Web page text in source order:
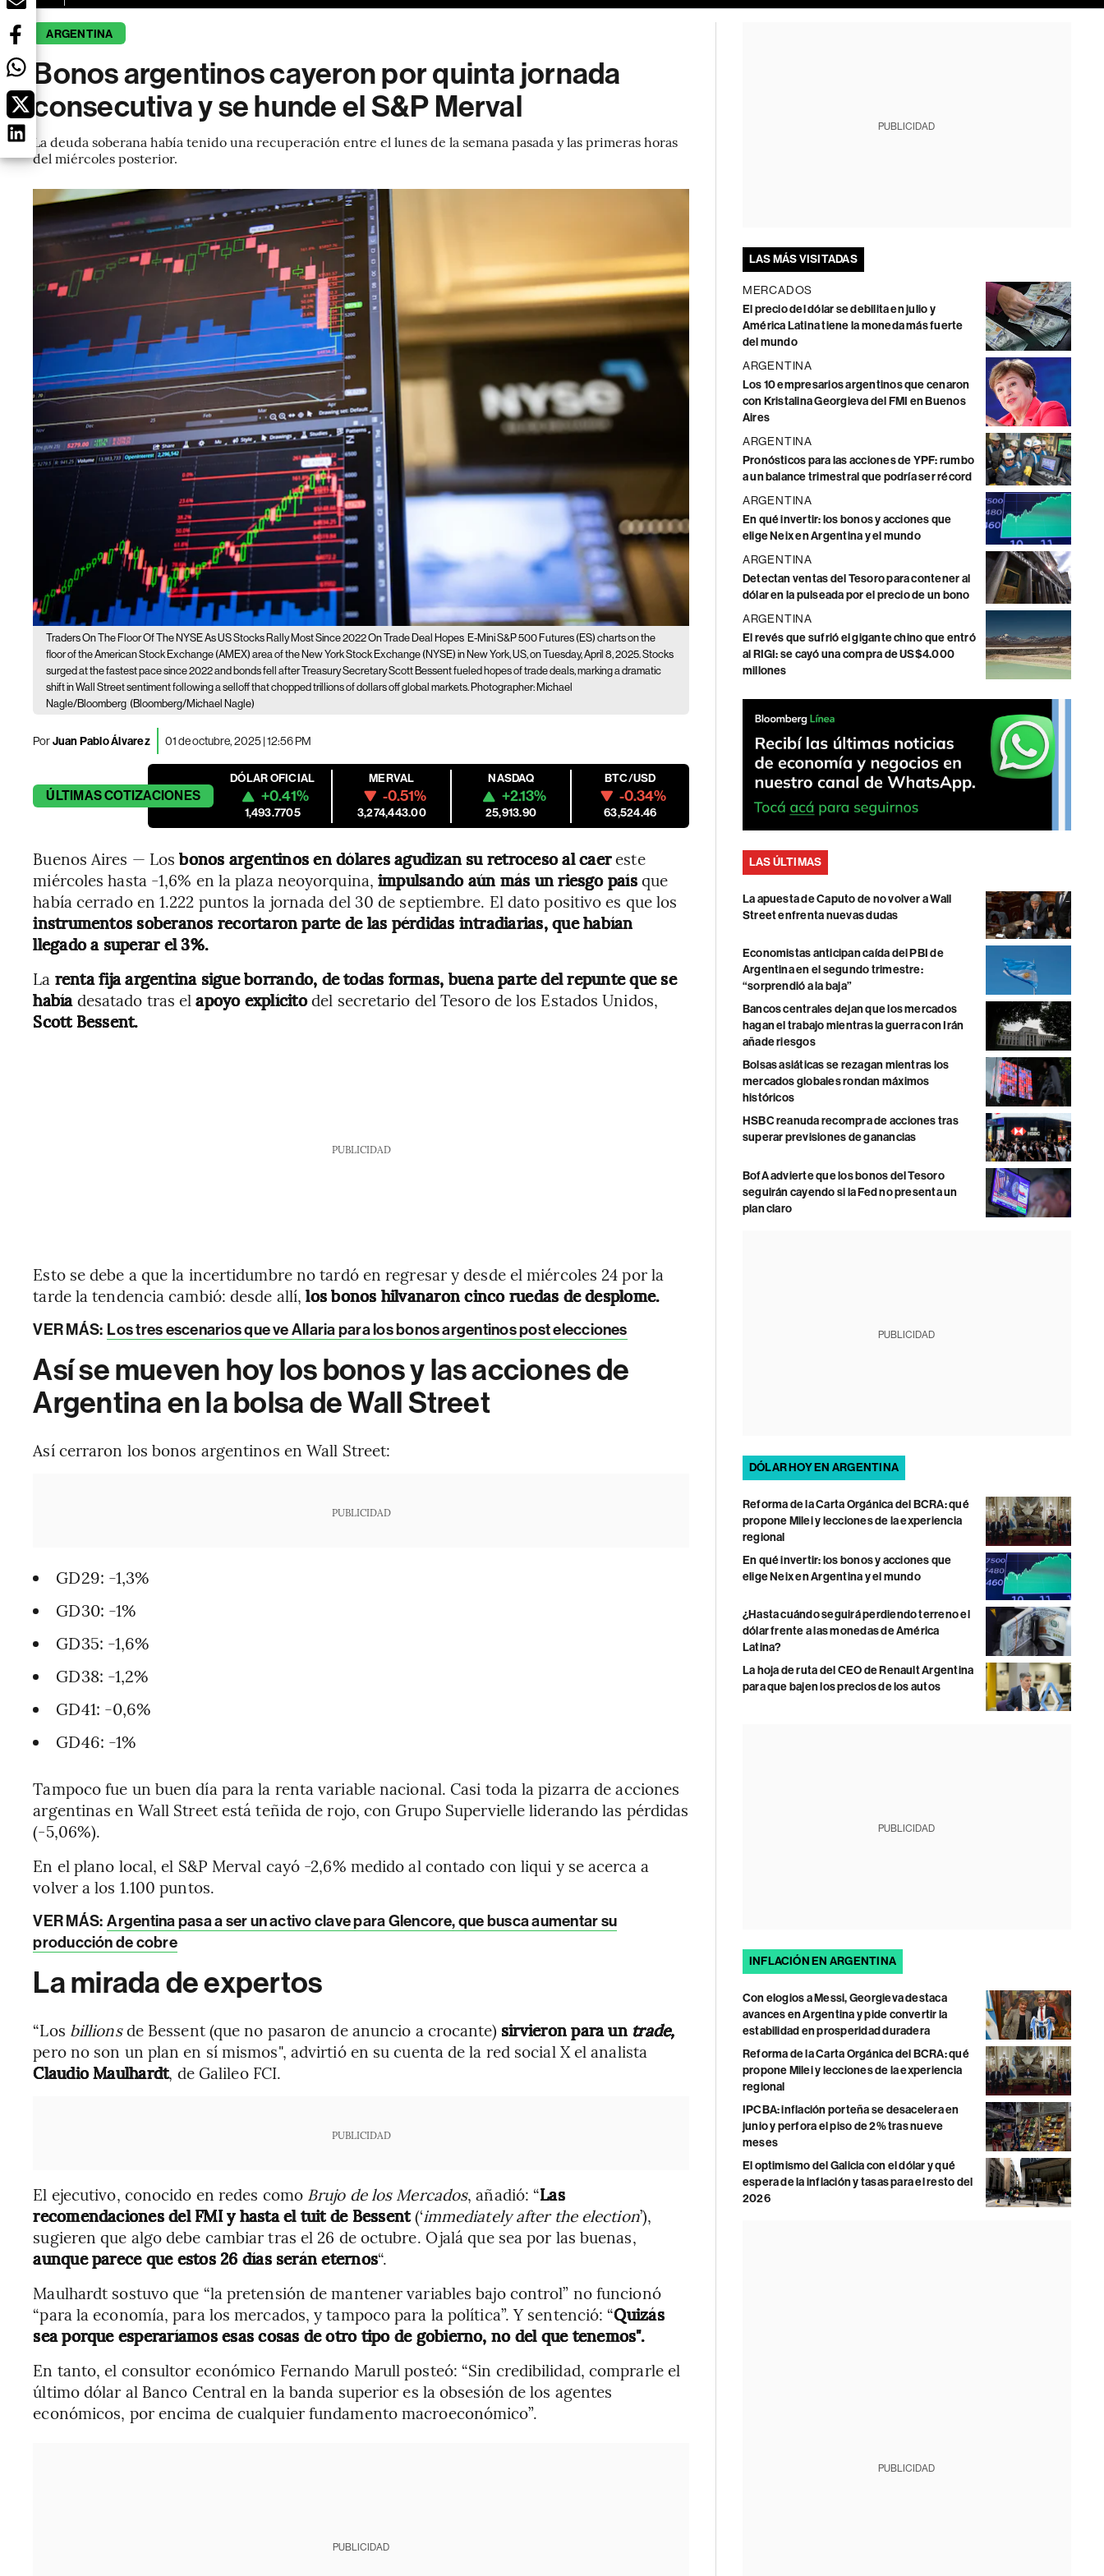
ARGENTINA
Bonos argentinos cayeron por quinta jornada
consecutiva y se hunde el S&P Merval
La deuda soberana había tenido una recuperación entre el lunes de la semana pasada y las primeras horas
del miércoles posterior.
Traders On The Floor Of The NYSE As US Stocks Rally Most Since 2022 On Trade Deal Hopes E-Mini S&P 500 Futures (ES) charts on the
floor of the American Stock Exchange (AMEX) area of the New York Stock Exchange (NYSE) in New York, US, on Tuesday, April 8, 2025. Stocks
surged at the fastest pace since 2022 and bonds fell after Treasury Secretary Scott Bessent fueled hopes of trade deals, marking a dramatic
shift in Wall Street sentiment following a selloff that chopped trillions of dollars off global markets. Photographer: Michael
Nagle/Bloomberg (Bloomberg/Michael Nagle)
PorJuan Pablo Álvarez 01 de octubre, 2025 | 12:56 PM
ÚLTIMASCOTIZACIONES
DÓLAR OFICIAL
+0.41%
1,493.7705
MERVAL
-0.51%
3,274,443.00
NASDAQ
+2.13%
25,913.90
BTC/USD
-0.34%
63,524.46
Buenos Aires — Los bonos argentinos en dólares agudizan su retroceso al caereste
miércoles hasta -1,6% en la plaza neoyorquina,impulsando aún más un riesgo paísque
había cerrado en 1.222 puntos la jornada del 30 de septiembre. El dato positivo es que los
instrumentos soberanos recortaron parte de las pérdidas intradiarias, que habían
llegado a superar el 3%.
La renta fija argentina sigue borrando, de todas formas, buena parte del repunte que se
habíadesatado tras elapoyo explícitodel secretario del Tesoro de los Estados Unidos,
Scott Bessent.
PUBLICIDAD
Esto se debe a que la incertidumbre no tardó en regresar y desde el miércoles 24 por la
tarde la tendencia cambió: desde allí, los bonos hilvanaron cinco ruedas de desplome.
VER MÁS: Los tres escenarios que ve Allaria para los bonos argentinos post elecciones
Así se mueven hoy los bonos y las acciones de
Argentina en la bolsa de Wall Street
Así cerraron los bonos argentinos en Wall Street:
PUBLICIDAD
GD29: -1,3%
GD30: -1%
GD35: -1,6%
GD38: -1,2%
GD41: -0,6%
GD46: -1%
Tampoco fue un buen día para la renta variable nacional. Casi toda la pizarra de acciones
argentinas en Wall Street está teñida de rojo, con Grupo Supervielle liderando las pérdidas
(-5,06%).
En el plano local, el S&P Merval cayó -2,6% medido al contado con liqui y se acerca a
volver a los 1.100 puntos.
VER MÁS: Argentina pasa a ser un activo clave para Glencore, que busca aumentar su
producción de cobre
La mirada de expertos
“Los billionsde Bessent (que no pasaron de anuncio a crocante) sirvieron para un trade,
pero no son un plan en sí mismos", advirtió en su cuenta de la red social X el analista
Claudio Maulhardt, de Galileo FCI.
PUBLICIDAD
El ejecutivo, conocido en redes como Brujo de los Mercados, añadió: “Las
recomendaciones del FMI y hasta el tuit de Bessent(‘immediately after the election’),
sugieren que algo debe cambiar tras el 26 de octubre. Ojalá que sea por las buenas,
aunque parece que estos 26 días serán eternos“.
Maulhardt sostuvo que “la pretensión de mantener variables bajo control” no funcionó
“para la economía, para los mercados, y tampoco para la política”. Y sentenció: “Quizás
sea porque esperaríamos esas cosas de otro tipo de gobierno, no del que tenemos".
En tanto, el consultor económico Fernando Marull posteó: “Sin credibilidad, comprarle el
último dólar al Banco Central en la banda superior es la obsesión de los agentes
económicos, por encima de cualquier fundamento macroeconómico”.
PUBLICIDAD
PUBLICIDAD
LAS MÁS VISITADAS
MERCADOS
El precio del dólar se debilita en julio y
América Latina tiene la moneda más fuerte
del mundo
ARGENTINA
Los 10 empresarios argentinos que cenaron
con Kristalina Georgieva del FMI en Buenos
Aires
ARGENTINA
Pronósticos para las acciones de YPF: rumbo
a un balance trimestral que podría ser récord
ARGENTINA
En qué invertir: los bonos y acciones que
elige Neix en Argentina y el mundo
ARGENTINA
Detectan ventas del Tesoro para contener al
dólar en la pulseada por el precio de un bono
ARGENTINA
El revés que sufrió el gigante chino que entró
al RIGI: se cayó una compra de US$4.000
millones
LAS ÚLTIMAS
La apuesta de Caputo de no volver a Wall
Street enfrenta nuevas dudas
Economistas anticipan caída del PBI de
Argentina en el segundo trimestre:
“sorprendió a la baja”
Bancos centrales dejan que los mercados
hagan el trabajo mientras la guerra con Irán
añade riesgos
Bolsas asiáticas se rezagan mientras los
mercados globales rondan máximos
históricos
HSBC reanuda recompra de acciones tras
superar previsiones de ganancias
BofA advierte que los bonos del Tesoro
seguirán cayendo si la Fed no presenta un
plan claro
PUBLICIDAD
DÓLAR HOY EN ARGENTINA
Reforma de la Carta Orgánica del BCRA: qué
propone Milei y lecciones de la experiencia
regional
En qué invertir: los bonos y acciones que
elige Neix en Argentina y el mundo
¿Hasta cuándo seguirá perdiendo terreno el
dólar frente a las monedas de América
Latina?
La hoja de ruta del CEO de Renault Argentina
para que bajen los precios de los autos
PUBLICIDAD
INFLACIÓN EN ARGENTINA
Con elogios a Messi, Georgieva destaca
avances en Argentina y pide convertir la
estabilidad en prosperidad duradera
Reforma de la Carta Orgánica del BCRA: qué
propone Milei y lecciones de la experiencia
regional
IPCBA: inflación porteña se desacelera en
junio y perfora el piso de 2% tras nueve
meses
El optimismo del Galicia con el dólar y qué
espera de la inflación y tasas para el resto del
2026
PUBLICIDAD